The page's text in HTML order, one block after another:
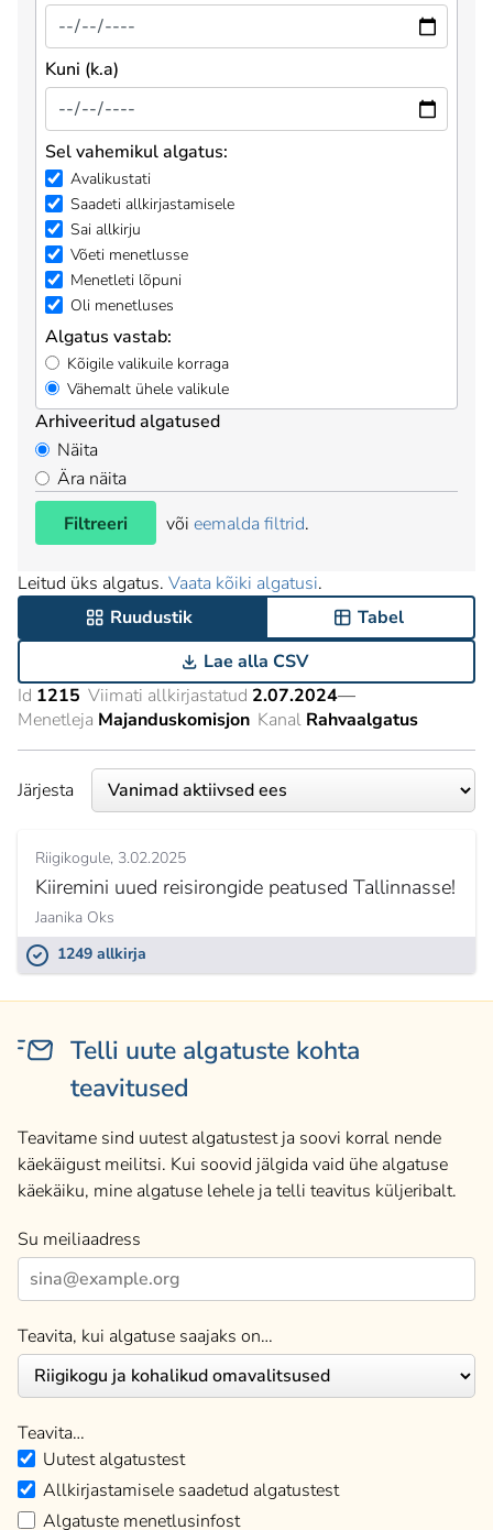
Kuni (k.a)
Sel vahemikul algatus:
Avalikustati
Saadeti allkirjastamisele
Sai allkirju
Võeti menetlusse
Menetleti lõpuni
Oli menetluses
Algatus vastab:
Kõigile valikuile korraga
Vähemalt ühele valikule
Arhiveeritud algatused
Näita
Ära näita
Filtreeri
või eemalda filtrid.
Leitud üks algatus. Vaata kõiki algatusi.
Ruudustik
Tabel
Lae alla CSV
Id 1215 Viimati allkirjastatud 2.07.2024—
Menetleja Majanduskomisjon Kanal Rahvaalgatus
Järjesta
Riigikogule 3.02.2025
Kiiremini uued reisirongide peatused Tallinnasse!
Jaanika Oks
1249 allkirja
Telli uute algatuste kohta
teavitused
Teavitame sind uutest algatustest ja soovi korral nende
käekäigust meilitsi. Kui soovid jälgida vaid ühe algatuse
käekäiku, mine algatuse lehele ja telli teavitus küljeribalt.
Su meiliaadress
Teavita, kui algatuse saajaks on…
Teavita…
Uutest algatustest
Allkirjastamisele saadetud algatustest
Algatuste menetlusinfost